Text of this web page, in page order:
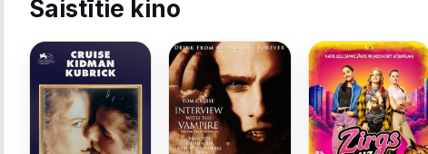
Saistītie kino